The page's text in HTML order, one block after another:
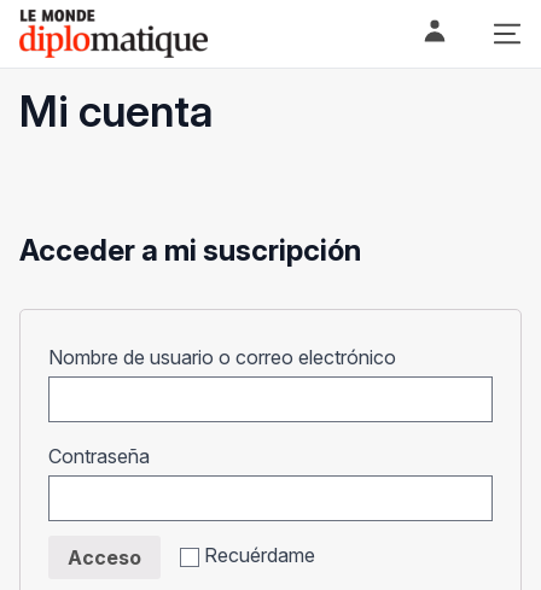
Skip
content
Le monde diplomatique
Mi cuenta
Acceder a mi suscripción
Nombre de usuario o correo electrónico
Contraseña
Recuérdame
Acceso